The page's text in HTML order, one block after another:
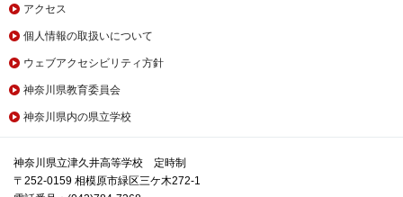
アクセス
個人情報の取扱いについて
ウェブアクセシビリティ方針
神奈川県教育委員会
神奈川県内の県立学校
神奈川県立津久井高等学校 定時制
〒252-0159 相模原市緑区三ケ木272-1